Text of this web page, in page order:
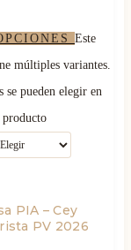
Este
múltiples variantes.
se pueden elegir en
producto
PIA – Cey
PV 2026